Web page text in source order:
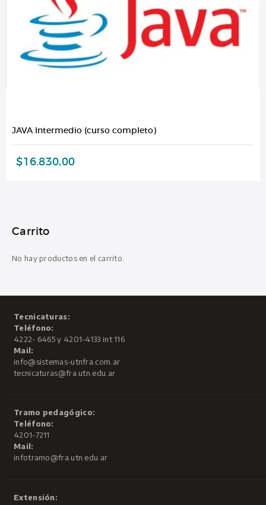
JAVA Intermedio (curso completo)
$16.830,00
Carrito
No hay productos en el carrito.
Tecnicaturas:
Teléfono:
4222- 6465 y 4201-4133 int 116
Mail:
info@sistemas-utnfra.com.ar
tecnicaturas@fra.utn.edu.ar
Tramo pedagógico:
Teléfono:
4201-7211
Mail:
infotramo@fra.utn.edu.ar
Extensión: